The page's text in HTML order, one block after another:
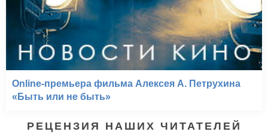
Online-премьера фильма Алексея А. Петрухина
«Быть или не быть»
РЕЦЕНЗИЯ НАШИХ ЧИТАТЕЛЕЙ